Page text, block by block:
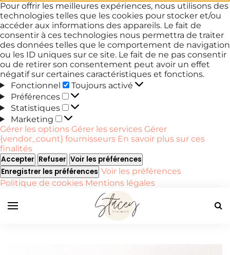
Pour offrir les meilleures expériences, nous utilisons des
technologies telles que les cookies pour stocker et/ou
accéder aux informations des appareils. Le fait de
consentir à ces technologies nous permettra de traiter
des données telles que le comportement de navigation
ou les ID uniques sur ce site. Le fait de ne pas consentir
ou de retirer son consentement peut avoir un effet
négatif sur certaines caractéristiques et fonctions.
Fonctionnel
Fonctionnel
Toujours activé
Préférences
Préférences
Statistiques
Statistiques
Marketing
Marketing
Gérer les options Gérer les services Gérer
{vendor_count} fournisseurs En savoir plus sur ces
finalités
Accepter Refuser Voir les préférences
Enregistrer les préférences Voir les préférences
Politique de cookies Mentions légales